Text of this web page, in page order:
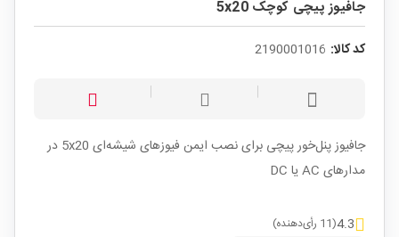
جافیوز پیچی کوچک 5x20
کد کالا: 2190001016
جافیوز پنل‌خور پیچی برای نصب ایمن فیوزهای شیشه‌ای 5x20 در
مدارهای AC یا DC
4.3(11 رأی‌دهنده)